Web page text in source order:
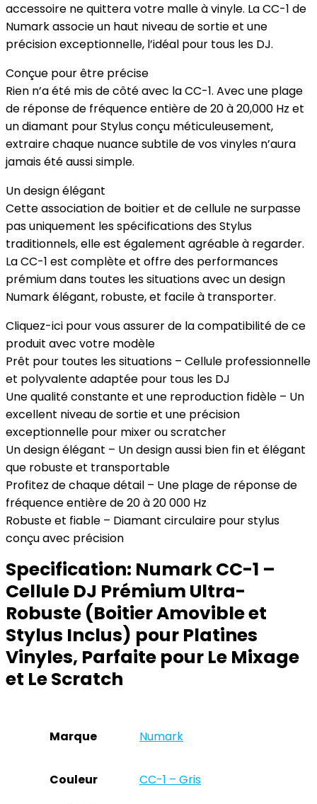
accessoire ne quittera votre malle à vinyle. La CC-1 de
Numark associe un haut niveau de sortie et une
précision exceptionnelle, l’idéal pour tous les DJ.
Conçue pour être précise
Rien n’a été mis de côté avec la CC-1. Avec une plage
de réponse de fréquence entière de 20 à 20,000 Hz et
un diamant pour Stylus conçu méticuleusement,
extraire chaque nuance subtile de vos vinyles n’aura
jamais été aussi simple.
Un design élégant
Cette association de boitier et de cellule ne surpasse
pas uniquement les spécifications des Stylus
traditionnels, elle est également agréable à regarder.
La CC-1 est complète et offre des performances
prémium dans toutes les situations avec un design
Numark élégant, robuste, et facile à transporter.
Cliquez-ici pour vous assurer de la compatibilité de ce
produit avec votre modèle
Prêt pour toutes les situations – Cellule professionnelle
et polyvalente adaptée pour tous les DJ
Une qualité constante et une reproduction fidèle – Un
excellent niveau de sortie et une précision
exceptionnelle pour mixer ou scratcher
Un design élégant – Un design aussi bien fin et élégant
que robuste et transportable
Profitez de chaque détail – Une plage de réponse de
fréquence entière de 20 à 20 000 Hz
Robuste et fiable – Diamant circulaire pour stylus
conçu avec précision
Specification: Numark CC-1 –
Cellule DJ Prémium Ultra-
Robuste (Boitier Amovible et
Stylus Inclus) pour Platines
Vinyles, Parfaite pour Le Mixage
et Le Scratch
Marque ‎Numark
Couleur ‎CC-1 – Gris